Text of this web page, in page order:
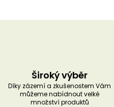
Široký výběr
Díky zázemí a zkušenostem Vám
můžeme nabídnout velké
množství produktů